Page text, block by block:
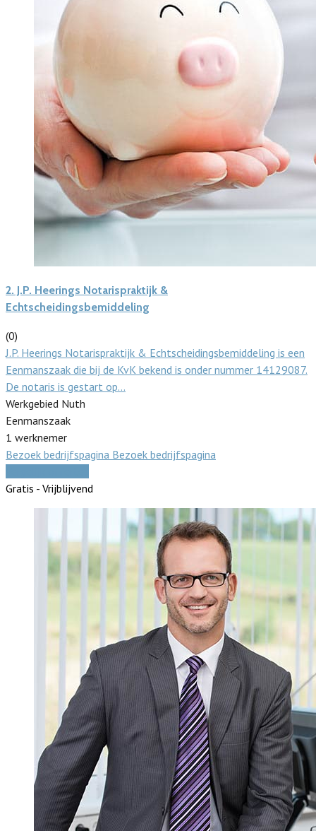
2. J.P. Heerings Notarispraktijk &
Echtscheidingsbemiddeling
(0)
J.P. Heerings Notarispraktijk & Echtscheidingsbemiddeling is een
Eenmanszaak die bij de KvK bekend is onder nummer 14129087.
De notaris is gestart op…
Werkgebied Nuth
Eenmanszaak
1 werknemer
Bezoek bedrijfspagina Bezoek bedrijfspagina
Gratis - Vrijblijvend